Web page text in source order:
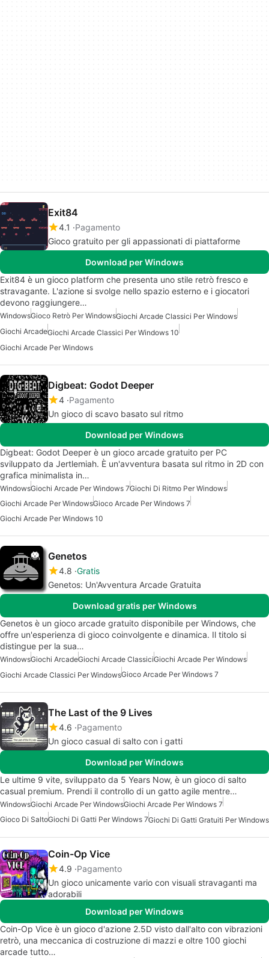
Exit84
4.1
Pagamento
Gioco gratuito per gli appassionati di piattaforme
Download per Windows
Exit84 è un gioco platform che presenta uno stile retrò fresco e
stravagante. L'azione si svolge nello spazio esterno e i giocatori
devono raggiungere…
WindowsGioco Retrò Per WindowsGiochi Arcade Classici Per Windows
Giochi ArcadeGiochi Arcade Classici Per Windows 10
Giochi Arcade Per Windows
Digbeat: Godot Deeper
4 Pagamento
Un gioco di scavo basato sul ritmo
Download per Windows
Digbeat: Godot Deeper è un gioco arcade gratuito per PC
sviluppato da Jertlemiah. È un'avventura basata sul ritmo in 2D con
grafica minimalista in…
WindowsGiochi Arcade Per Windows 7Giochi Di Ritmo Per Windows
Giochi Arcade Per WindowsGioco Arcade Per Windows 7
Giochi Arcade Per Windows 10
Genetos
4.8 Gratis
Genetos: Un'Avventura Arcade Gratuita
Download gratis per Windows
Genetos è un gioco arcade gratuito disponibile per Windows, che
offre un'esperienza di gioco coinvolgente e dinamica. Il titolo si
distingue per la sua…
WindowsGiochi ArcadeGiochi Arcade ClassiciGiochi Arcade Per Windows
Giochi Arcade Classici Per WindowsGioco Arcade Per Windows 7
The Last of the 9 Lives
4.6 Pagamento
Un gioco casual di salto con i gatti
Download per Windows
Le ultime 9 vite, sviluppato da 5 Years Now, è un gioco di salto
casual premium. Prendi il controllo di un gatto agile mentre…
WindowsGiochi Arcade Per WindowsGiochi Arcade Per Windows 7
Gioco Di SaltoGiochi Di Gatti Per Windows 7Giochi Di Gatti Gratuiti Per Windows
Coin-Op Vice
4.9 Pagamento
Un gioco unicamente vario con visuali stravaganti ma
adorabili
Download per Windows
Coin-Op Vice è un gioco d'azione 2.5D visto dall'alto con vibrazioni
retrò, una meccanica di costruzione di mazzi e oltre 100 giochi
arcade tutto…